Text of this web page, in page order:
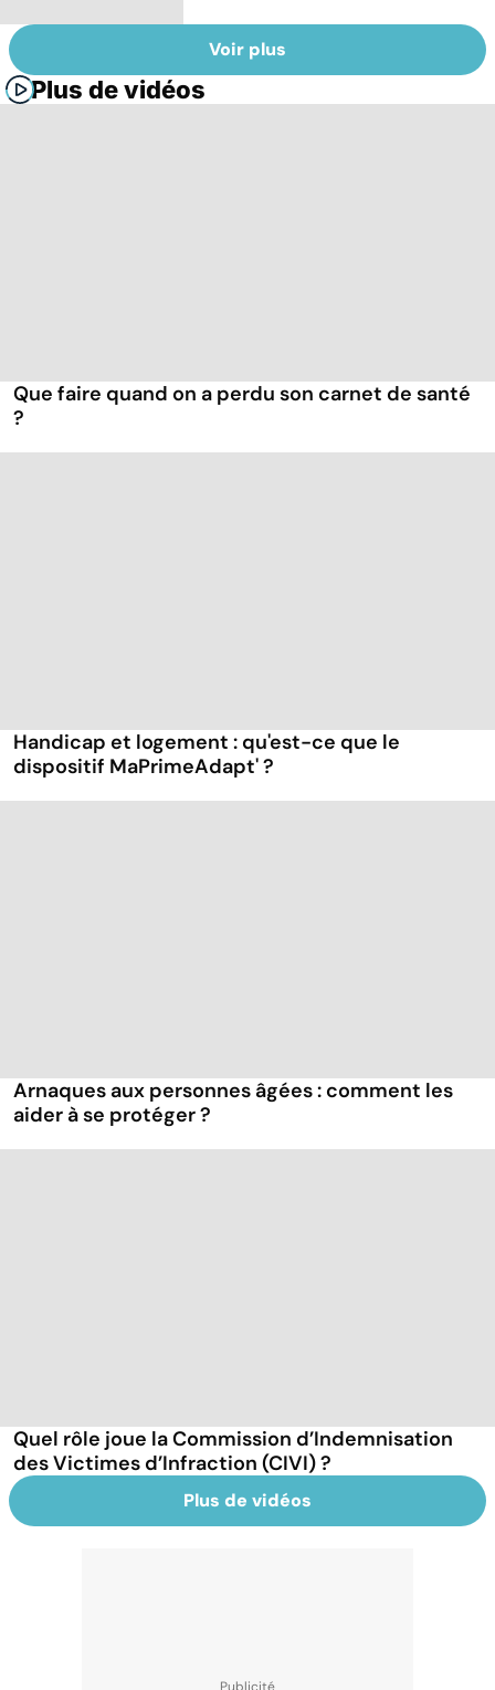
Voir plus
Plus de vidéos
Que faire quand on a perdu son carnet de santé
?
Handicap et logement : qu'est-ce que le
dispositif MaPrimeAdapt' ?
Arnaques aux personnes âgées : comment les
aider à se protéger ?
Quel rôle joue la Commission d’Indemnisation
des Victimes d’Infraction (CIVI) ?
Plus de vidéos